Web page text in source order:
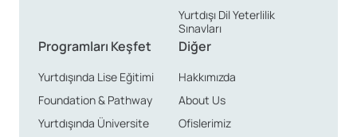
Yurtdışı Dil Yeterlilik
Sınavları
Programları Keşfet
Yurtdışında Lise Eğitimi
Foundation & Pathway
Yurtdışında Üniversite
Diğer
Hakkımızda
About Us
Ofislerimiz